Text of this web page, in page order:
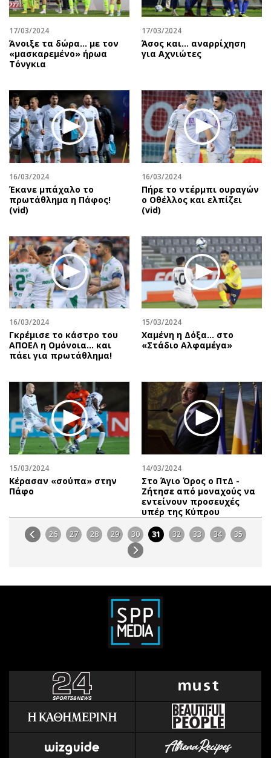
17/03/2024
Άνοιξε τα δώρα… με τον
«μασκαρεμένο» ήρωα
Τόνγκια
17/03/2024
Άσος και… αναρρίχηση
για Αχνιώτες
16/03/2024
Έκανε μπάχαλο το
πρωτάθλημα η Πάφος!
(vid)
16/03/2024
Πήρε το ντέρμπι ουραγών
ο Οθέλλος και ελπίζει
(vid)
16/03/2024
Γκρέμισε το κάστρο του
ΑΠΟΕΛ η Ομόνοια… και
πάει για πρωτάθλημα!
15/03/2024
Χαμένη η Δόξα… στο
«Στάδιο Αλφαμέγα»
15/03/2024
Κέρασαν «σούπα» στην
Πάφο
14/03/2024
Στο Άγιο Όρος ο ΠτΔ -
Ζήτησε από μοναχούς να
εντείνουν προσευχές
υπέρ της Κύπρου
26 27 28 29 30 31 32 33 34 35